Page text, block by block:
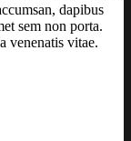
dapibus
sem non porta.
venenatis vitae.